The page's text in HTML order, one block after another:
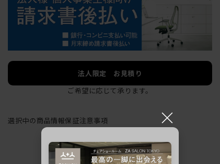
法人限定 お見積り
ご希望に応じて承ります。
選択中の商品情報保証注意事項 ×